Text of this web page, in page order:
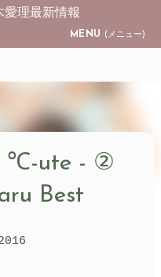
愛理最新情報
MENU (メニュー)
: ℃-ute - ②
Best